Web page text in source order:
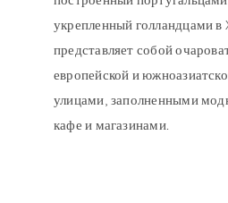
укрепленный голландцами в
представляет собой
европейской и
улицами, заполненными
кафе и магазинами.